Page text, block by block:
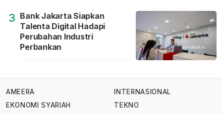
3 Bank Jakarta Siapkan
Talenta Digital Hadapi
Perubahan Industri
Perbankan
AMEERA
EKONOMI SYARIAH
INTERNASIONAL
TEKNO